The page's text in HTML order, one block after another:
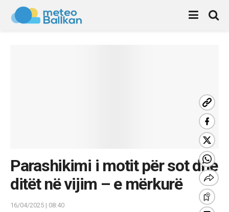
Parashikimi i motit për sot dhe
ditët në vijim – e mërkurë
16/04/2025 | 08:40